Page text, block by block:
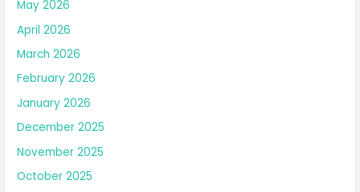
May 2026
April 2026
March 2026
February 2026
January 2026
December 2025
November 2025
October 2025